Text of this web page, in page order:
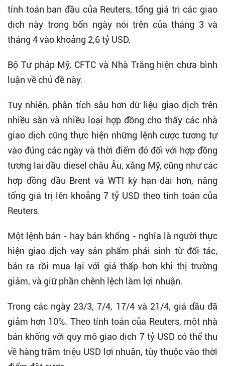
tính toán ban đầu của Reuters, tổng giá trị các giao
dịch này trong bốn ngày nói trên của tháng 3 và
tháng 4 vào khoảng 2,6 tỷ USD.
Bộ Tư pháp Mỹ, CFTC và Nhà Trắng hiện chưa bình
luận về chủ đề này.
Tuy nhiên, phân tích sâu hơn dữ liệu giao dịch trên
nhiều sàn và nhiều loại hợp đồng cho thấy các nhà
giao dịch cũng thực hiện những lệnh cược tương tự
vào đúng các ngày và thời điểm đó đối với hợp đồng
tương lai dầu diesel châu Âu, xăng Mỹ, cũng như các
hợp đồng dầu Brent và WTI kỳ hạn dài hơn, nâng
tổng giá trị lên khoảng 7 tỷ USD theo tính toán của
Reuters.
Một lệnh bán - hay bán khống - nghĩa là người thực
hiện giao dịch vay sản phẩm phái sinh từ đối tác,
bán ra rồi mua lại với giá thấp hơn khi thị trường
giảm, và giữ phần chênh lệch làm lợi nhuận.
Trong các ngày 23/3, 7/4, 17/4 và 21/4, giá dầu đã
giảm hơn 10%. Theo tính toán của Reuters, một nhà
bán khống với quy mô giao dịch 7 tỷ USD có thể thu
về hàng trăm triệu USD lợi nhuận, tùy thuộc vào thời